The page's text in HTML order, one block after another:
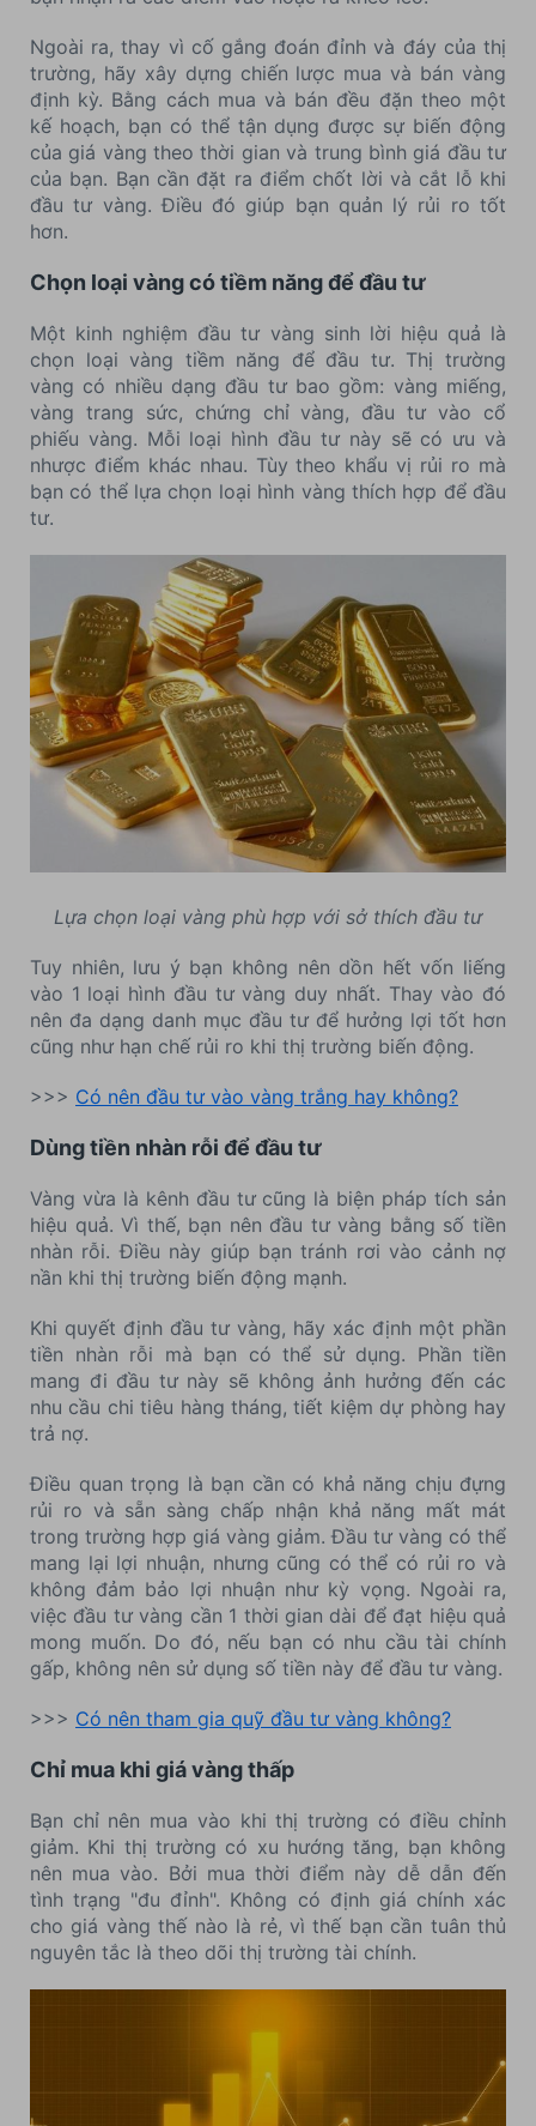
Ngoài ra, thay vì cố gắng đoán đỉnh và đáy của thị
trường, hãy xây dựng chiến lược mua và bán vàng
định kỳ. Bằng cách mua và bán đều đặn theo một
kế hoạch, bạn có thể tận dụng được sự biến động
của giá vàng theo thời gian và trung bình giá đầu tư
của bạn. Bạn cần đặt ra điểm chốt lời và cắt lỗ khi
đầu tư vàng. Điều đó giúp bạn quản lý rủi ro tốt
hơn.
Chọn loại vàng có tiềm năng để đầu tư
Một kinh nghiệm đầu tư vàng sinh lời hiệu quả là
chọn loại vàng tiềm năng để đầu tư. Thị trường
vàng có nhiều dạng đầu tư bao gồm: vàng miếng,
vàng trang sức, chứng chỉ vàng, đầu tư vào cổ
phiếu vàng. Mỗi loại hình đầu tư này sẽ có ưu và
nhược điểm khác nhau. Tùy theo khẩu vị rủi ro mà
bạn có thể lựa chọn loại hình vàng thích hợp để đầu
tư.
Lựa chọn loại vàng phù hợp với sở thích đầu tư
Tuy nhiên, lưu ý bạn không nên dồn hết vốn liếng
vào 1 loại hình đầu tư vàng duy nhất. Thay vào đó
nên đa dạng danh mục đầu tư để hưởng lợi tốt hơn
cũng như hạn chế rủi ro khi thị trường biến động.
>>> Có nên đầu tư vào vàng trắng hay không?
Dùng tiền nhàn rỗi để đầu tư
Vàng vừa là kênh đầu tư cũng là biện pháp tích sản
hiệu quả. Vì thế, bạn nên đầu tư vàng bằng số tiền
nhàn rỗi. Điều này giúp bạn tránh rơi vào cảnh nợ
nần khi thị trường biến động mạnh.
Khi quyết định đầu tư vàng, hãy xác định một phần
tiền nhàn rỗi mà bạn có thể sử dụng. Phần tiền
mang đi đầu tư này sẽ không ảnh hưởng đến các
nhu cầu chi tiêu hàng tháng, tiết kiệm dự phòng hay
trả nợ.
Điều quan trọng là bạn cần có khả năng chịu đựng
rủi ro và sẵn sàng chấp nhận khả năng mất mát
trong trường hợp giá vàng giảm. Đầu tư vàng có thể
mang lại lợi nhuận, nhưng cũng có thể có rủi ro và
không đảm bảo lợi nhuận như kỳ vọng. Ngoài ra,
việc đầu tư vàng cần 1 thời gian dài để đạt hiệu quả
mong muốn. Do đó, nếu bạn có nhu cầu tài chính
gấp, không nên sử dụng số tiền này để đầu tư vàng.
>>> Có nên tham gia quỹ đầu tư vàng không?
Chỉ mua khi giá vàng thấp
Bạn chỉ nên mua vào khi thị trường có điều chỉnh
giảm. Khi thị trường có xu hướng tăng, bạn không
nên mua vào. Bởi mua thời điểm này dễ dẫn đến
tình trạng "đu đỉnh". Không có định giá chính xác
cho giá vàng thế nào là rẻ, vì thế bạn cần tuân thủ
nguyên tắc là theo dõi thị trường tài chính.